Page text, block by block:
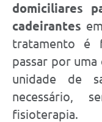
domiciliares
cadeirantes
tratamento é
passar por
unidade de
necessário,
fisioterapia.